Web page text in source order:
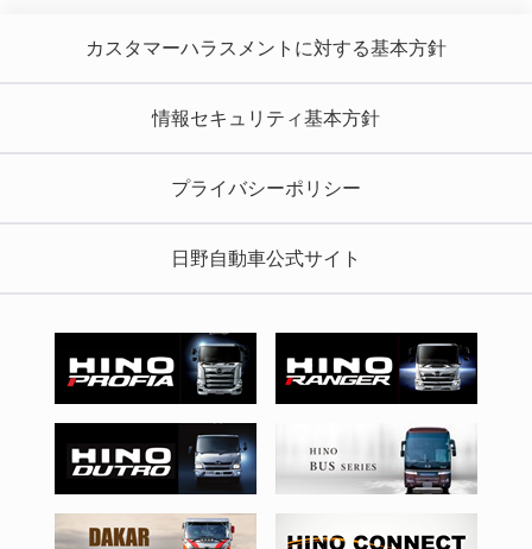
カスタマーハラスメントに対する基本方針
情報セキュリティ基本方針
プライバシーポリシー
日野自動車公式サイト